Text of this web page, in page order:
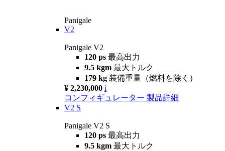
Panigale
V2
Panigale V2
120 ps 最高出力
9.5 kgm 最大トルク
179 kg 装備重量（燃料を除く）
¥ 2,230,000 i
コンフィギュレーター 製品詳細
V2 S
Panigale V2 S
120 ps 最高出力
9.5 kgm 最大トルク